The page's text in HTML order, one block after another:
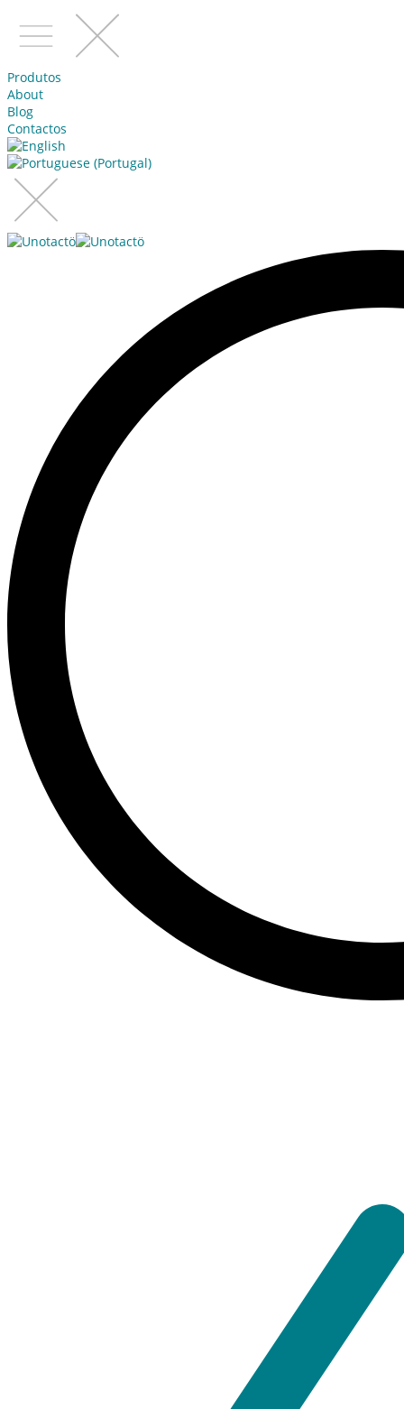
Produtos
About
Blog
Contactos